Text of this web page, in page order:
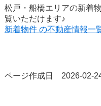
松戸・船橋エリアの新着
覧いただけます♪
新着物件 の不動産情報一
ページ作成日 2026-02-